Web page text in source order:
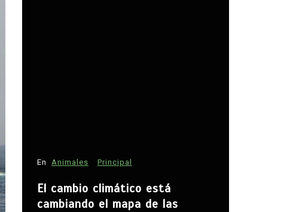
En Animales Principal
El cambio climático está
cambiando el mapa de las